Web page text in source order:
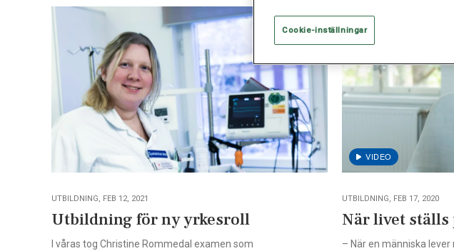
UTBILDNING, FEB 12, 2021
Utbildning för ny yrkesroll
I våras tog Christine Rommedal examen som
UTBILDNING, FEB 17, 2020
När livet ställs
– När en människa
Cookie-inställningar